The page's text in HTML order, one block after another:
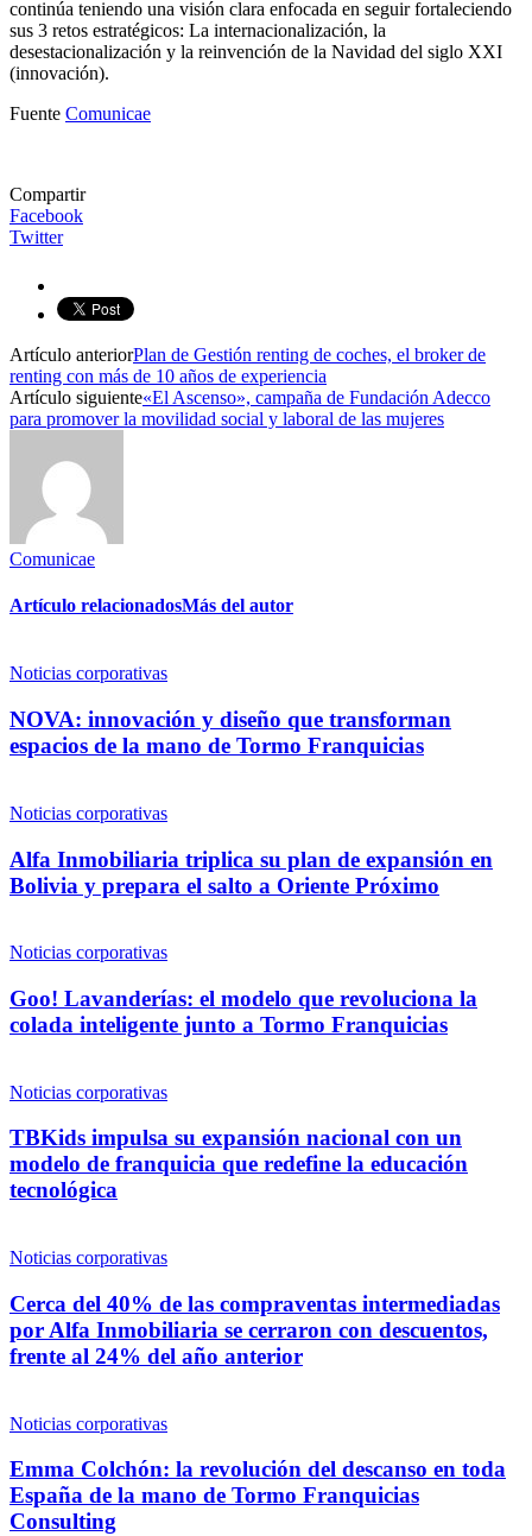
continúa teniendo una visión clara enfocada en seguir fortaleciendo
sus 3 retos estratégicos: La internacionalización, la
desestacionalización y la reinvención de la Navidad del siglo XXI
(innovación).
Fuente Comunicae
Compartir
Facebook
Twitter
Artículo anteriorPlan de Gestión renting de coches, el broker de
renting con más de 10 años de experiencia
Artículo siguiente«El Ascenso», campaña de Fundación Adecco
para promover la movilidad social y laboral de las mujeres
Comunicae
Artículo relacionadosMás del autor
Noticias corporativas
NOVA: innovación y diseño que transforman
espacios de la mano de Tormo Franquicias
Noticias corporativas
Alfa Inmobiliaria triplica su plan de expansión en
Bolivia y prepara el salto a Oriente Próximo
Noticias corporativas
Goo! Lavanderías: el modelo que revoluciona la
colada inteligente junto a Tormo Franquicias
Noticias corporativas
TBKids impulsa su expansión nacional con un
modelo de franquicia que redefine la educación
tecnológica
Noticias corporativas
Cerca del 40% de las compraventas intermediadas
por Alfa Inmobiliaria se cerraron con descuentos,
frente al 24% del año anterior
Noticias corporativas
Emma Colchón: la revolución del descanso en toda
España de la mano de Tormo Franquicias
Consulting